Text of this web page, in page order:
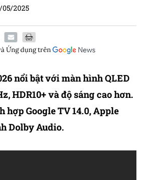
05/2025
Ứng dụngtrên
nổi bật với màn hình QLED
HDR10+ và độ sáng cao hơn.
hợp Google TV 14.0, Apple
Dolby Audio.